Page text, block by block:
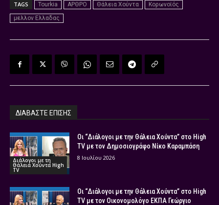
TAGS Tourkia ΑΡΘΡΟ Θάλεια Χούντα
Κορωνοϊός
μελλον Ελλαδας
ΔΙΑΒΑΣΤΕ ΕΠΙΣΗΣ
Διάλογοι με τη
Θάλεια Χούντα High
TV
Οι “Διάλογοι με την Θάλεια Χούντα” στο High
TV με τον Δημοσιογράφο Νίκο Καραμπάση
8 Ιουλίου 2026
Οι “Διάλογοι με την Θάλεια Χούντα” στο High
TV με τον Οικονομολόγο ΕΚΠΑ Γεώργιο